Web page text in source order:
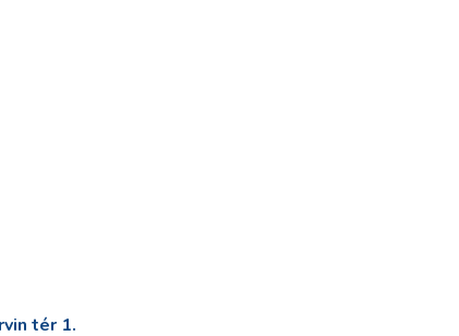
tér 1.